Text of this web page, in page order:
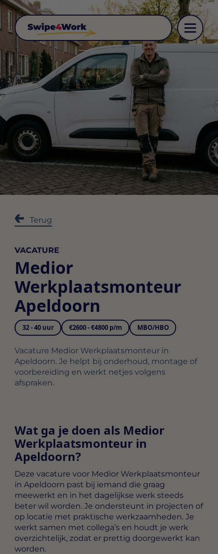
Terug
VACATURE
Medior
Werkplaatsmonteur
Apeldoorn
32 - 40 uur €2600 - €4800 p/m MBO/HBO
Vacature Medior Werkplaatsmonteur in
Apeldoorn. Je helpt bij onderhoud, montage of
voorbereiding en werkt netjes volgens
afspraken.
Wat ga je doen als Medior
Werkplaatsmonteur in
Apeldoorn?
Deze vacature voor Medior Werkplaatsmonteur
in Apeldoorn past bij iemand die graag
meewerkt en in het dagelijkse werk steeds
beter wil worden. Je ondersteunt in projecten of
op locatie met praktische werkzaamheden. Je
werkt samen met collega’s en houdt je werk
overzichtelijk, zodat er prettig doorgewerkt kan
worden.